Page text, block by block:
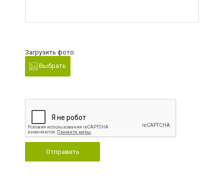
Загрузить фото:
Выбрать
Отправить